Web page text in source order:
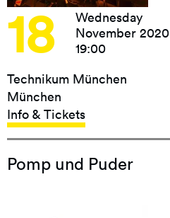
18
Wednesday
November 2020
19:00
Technikum München
München
Info & Tickets
Pomp und Puder